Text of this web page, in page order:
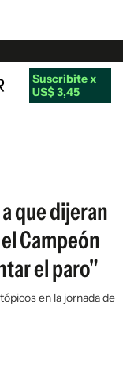
Suscribite x
US$ 3,45
que dijeran
Campeón
el paro"
en la jornada de